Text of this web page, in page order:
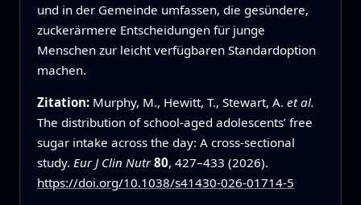
und in der Gemeinde umfassen, die gesündere,
zuckerärmere Entscheidungen für junge
Menschen zur leicht verfügbaren Standardoption
machen.
Zitation: Murphy, M., Hewitt, T., Stewart, A. et al.
The distribution of school-aged adolescents’ free
sugar intake across the day: A cross-sectional
study. Eur J Clin Nutr 80, 427–433 (2026).
https://doi.org/10.1038/s41430-026-01714-5